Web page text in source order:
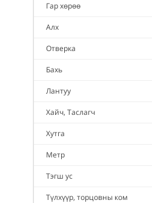
Гар хөрөө
Алх
Отверка
Бахь
Лантуу
Хайч, Таслагч
Хутга
Метр
Тэгш ус
Түлхүүр, торцовны ком